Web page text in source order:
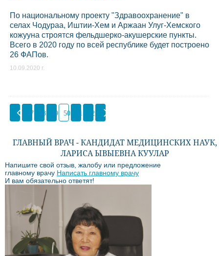
По национальному проекту "Здравоохранение" в
селах Чодураа, Иштии-Хем и Аржаан Улуг-Хемского
кожууна строятся фельдшерко-акушерские пункты.
Всего в 2020 году по всей республике будет построено
26 ФАПов.
10.09.2020 г.
47 48 49 50 51 52
ГЛАВНЫЙ ВРАЧ - КАНДИДАТ МЕДИЦИНСКИХ НАУК,
ЛАРИСА ЫВЫЕВНА КУУЛАР
Напишите свой отзыв, жалобу или предложение
главному врачу Написать главному врачу
И вам обязательно ответят!